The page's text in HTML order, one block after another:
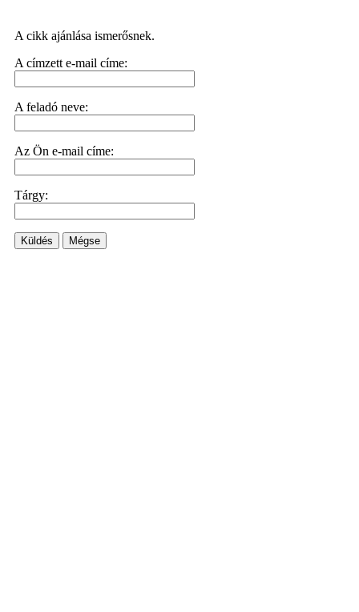
A cikk ajánlása ismerősnek.
A címzett e-mail címe:
A feladó neve:
Az Ön e-mail címe:
Tárgy:
Küldés Mégse